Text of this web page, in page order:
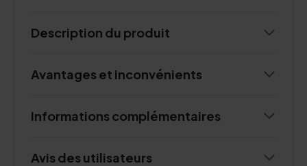
Description du produit
Avantages et inconvénients
Informations complémentaires
Avis des utilisateurs